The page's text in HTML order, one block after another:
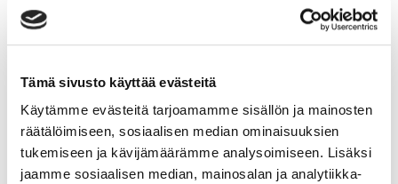
Tämä sivusto käyttää evästeitä
Käytämme evästeitä tarjoamamme sisällön ja mainosten
räätälöimiseen, sosiaalisen median ominaisuuksien
tukemiseen ja kävijämäärämme analysoimiseen. Lisäksi
jaamme sosiaalisen median, mainosalan ja analytiikka-